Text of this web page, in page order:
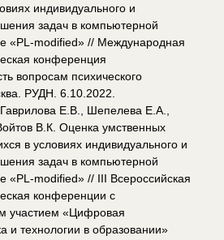
индивидуального и
задач в компьютерной
«PL-modified» // Международная
конференция
вопросам психического
РУДН. 6.10.2022.
Е.В., Шепелева Е.А.,
В.К. Оценка умственных
в условиях индивидуального и
задач в компьютерной
«PL-modified» // III Всероссийская
конференции с
участием «Цифровая
и технологии в образовании»